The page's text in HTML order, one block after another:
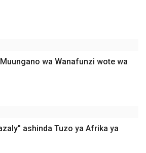
wa Wanafunzi wote wa
ashinda Tuzo ya Afrika ya